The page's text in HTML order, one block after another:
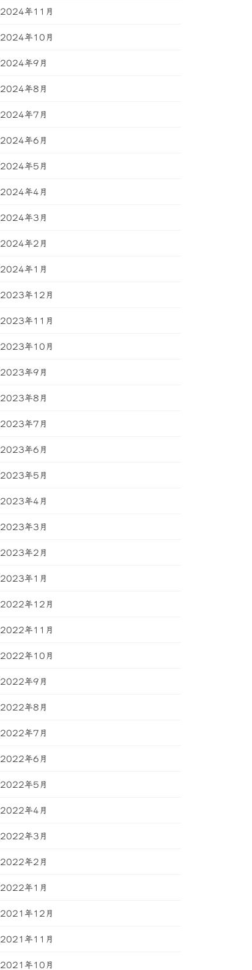
2024年11月
2024年10月
2024年9月
2024年8月
2024年7月
2024年6月
2024年5月
2024年4月
2024年3月
2024年2月
2024年1月
2023年12月
2023年11月
2023年10月
2023年9月
2023年8月
2023年7月
2023年6月
2023年5月
2023年4月
2023年3月
2023年2月
2023年1月
2022年12月
2022年11月
2022年10月
2022年9月
2022年8月
2022年7月
2022年6月
2022年5月
2022年4月
2022年3月
2022年2月
2022年1月
2021年12月
2021年11月
2021年10月